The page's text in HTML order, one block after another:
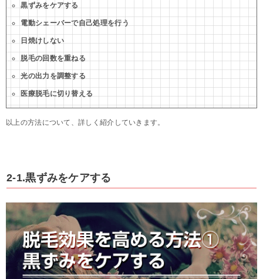
黒ずみをケアする
電動シェーバーで自己処理を行う
日焼けしない
脱毛の回数を重ねる
光の出力を調整する
医療脱毛に切り替える
以上の方法について、詳しく紹介していきます。
2-1.黒ずみをケアする